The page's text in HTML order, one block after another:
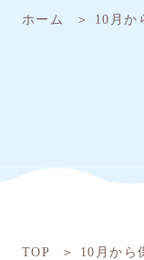
ホーム 10月か
TOP 10月から